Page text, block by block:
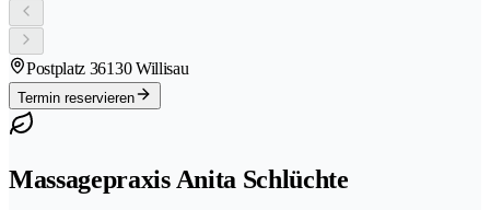
Postplatz 36130 Willisau
Termin reservieren
Massagepraxis Anita Schlüchte